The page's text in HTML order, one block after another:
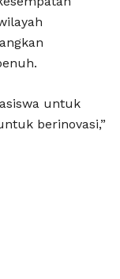
untuk
berinovasi,”